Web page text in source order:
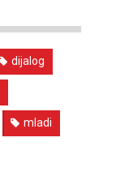
dijalog
mladi